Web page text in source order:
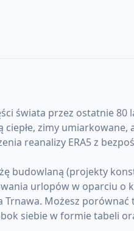
świata przez ostatnie 80
zimy
reanalizy ERA5 z
budowlaną (projekty
urlopów w oparciu o
Możesz
siebie w formie tabeli